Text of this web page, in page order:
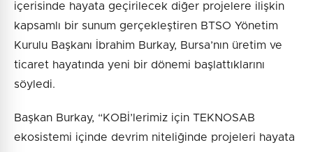
içerisinde hayata geçirilecek diğer projelere ilişkin
kapsamlı bir sunum gerçekleştiren BTSO Yönetim
Kurulu Başkanı İbrahim Burkay, Bursa’nın üretim ve
ticaret hayatında yeni bir dönemi başlattıklarını
söyledi.
Başkan Burkay, “KOBİ’lerimiz için TEKNOSAB
ekosistemi içinde devrim niteliğinde projeleri hayata